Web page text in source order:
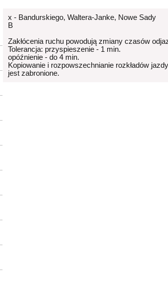
x - Bandurskiego, Waltera-Janke, Nowe Sady
B
Zakłócenia ruchu powodują zmiany czasów
Tolerancja: przyspieszenie - 1 min.
opóźnienie - do 4 min.
Kopiowanie i rozpowszechnianie rozkładów
jest zabronione.